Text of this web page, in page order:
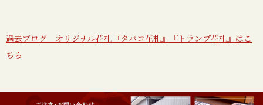
過去ブログ オリジナル花札『タバコ花札』『トランプ花札』はこ
ちら